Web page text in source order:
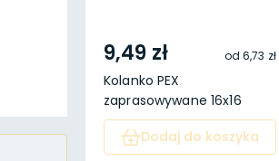
9,49 zł od6,73 zł
Kolanko PEX
zaprasowywane 16x16
Dodaj do koszyka